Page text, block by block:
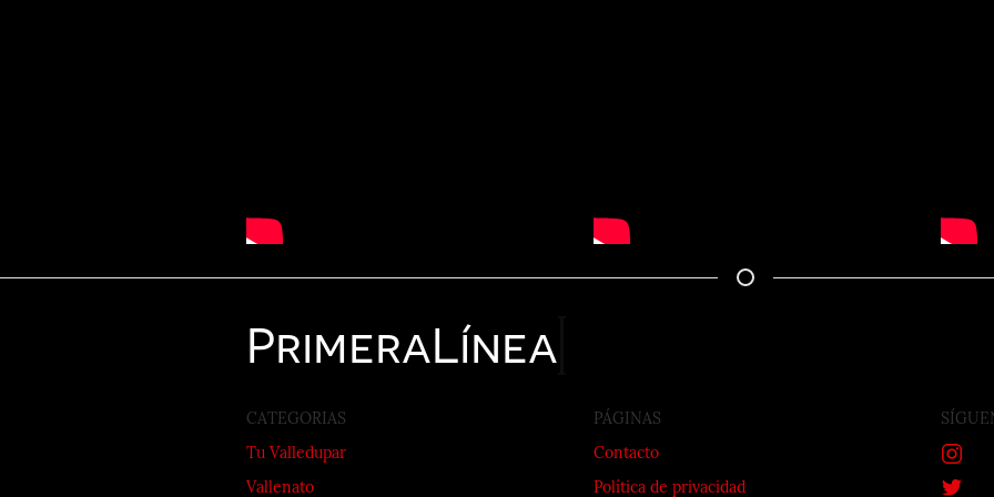
PrimeraLínea
CATEGORIAS
Tu Valledupar
Vallenato
PÁGINAS
Contacto
Política de privacidad